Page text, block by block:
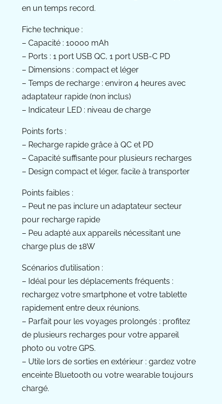
en un temps record.
Fiche technique :
– Capacité : 10000 mAh
– Ports : 1 port USB QC, 1 port USB-C PD
– Dimensions : compact et léger
– Temps de recharge : environ 4 heures avec
adaptateur rapide (non inclus)
– Indicateur LED : niveau de charge
Points forts :
– Recharge rapide grâce à QC et PD
– Capacité suffisante pour plusieurs recharges
– Design compact et léger, facile à transporter
Points faibles :
– Peut ne pas inclure un adaptateur secteur
pour recharge rapide
– Peu adapté aux appareils nécessitant une
charge plus de 18W
Scénarios d’utilisation :
– Idéal pour les déplacements fréquents :
rechargez votre smartphone et votre tablette
rapidement entre deux réunions.
– Parfait pour les voyages prolongés : profitez
de plusieurs recharges pour votre appareil
photo ou votre GPS.
– Utile lors de sorties en extérieur : gardez votre
enceinte Bluetooth ou votre wearable toujours
chargé.